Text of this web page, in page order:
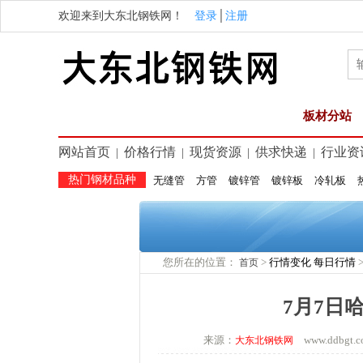
欢迎来到大东北钢铁网！ 登录 注册
板材分站
网站首页 价格行情 现货资源 供求快递 行业资
热门钢材品种 无缝管 方管 镀锌管 镀锌板 冷轧板
您所在的位置： 首页 > 行情变化 每日行情
7月7日
来源： 大东北钢铁网